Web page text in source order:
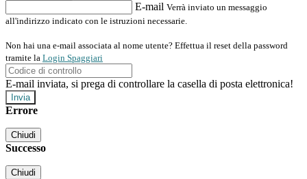
E-mail Verrà inviato un messaggio
all'indirizzo indicato con le istruzioni necessarie.
Non hai una e-mail associata al nome utente? Effettua il reset della password
tramite la Login Spaggiari
E-mail inviata, si prega di controllare la casella di posta elettronica!
Errore
Chiudi
Successo
Chiudi